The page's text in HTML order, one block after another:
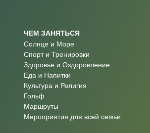
ЧЕМ ЗАНЯТЬСЯ
Солнце и Море
Спорт и Тренировки
Здоровье и Оздоровление
Еда и Напитки
Культура и Религия
Гольф
Маршруты
Мероприятия для всей семьи